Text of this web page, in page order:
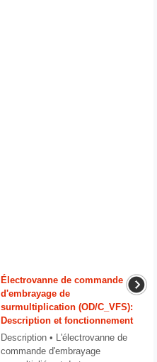
Électrovanne de commande
d'embrayage de
surmultiplication (OD/C_VFS):
Description et fonctionnement
Description • L'électrovanne de
commande d'embrayage